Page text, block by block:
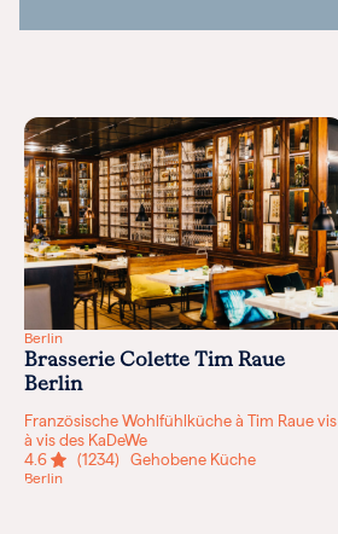
Berlin
Brasserie Colette Tim Raue
Berlin
Französische Wohlfühlküche à Tim Raue vis
à vis des KaDeWe
4.6
(1234) Gehobene Küche
Berlin